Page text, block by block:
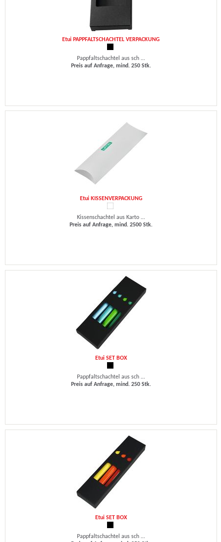
Etui PAPPFALTSCHACHTEL VERPACKUNG
Pappfaltschachtel aus sch ...
Preis auf Anfrage, mind. 250 Stk.
Etui KISSENVERPACKUNG
Kissenschachtel aus Karto ...
Preis auf Anfrage, mind. 2500 Stk.
Etui SET BOX
Pappfaltschachtel aus sch ...
Preis auf Anfrage, mind. 250 Stk.
Etui SET BOX
Pappfaltschachtel aus sch ...